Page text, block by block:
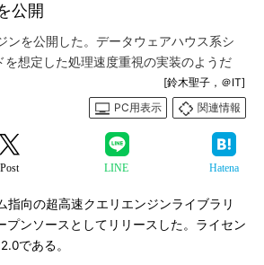
公開
ンを公開した。データウェアハウス系シ
を想定した処理速度重視の実装のようだ
[鈴木聖子，＠IT]
PC用表示
関連情報
Post LINE Hatena
向の超高速クエリエンジンライブラリ
プンソースとしてリリースした。ライセン
である。